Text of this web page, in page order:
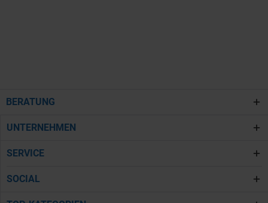
BERATUNG
UNTERNEHMEN
SERVICE
SOCIAL